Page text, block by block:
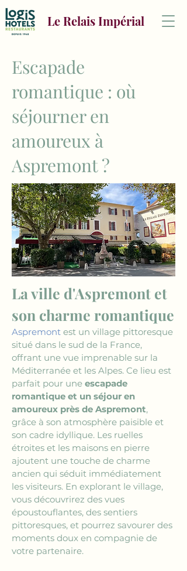
Le Relais Impérial
Escapade
romantique : où
séjourner en
amoureux à
Aspremont ?
La ville d'Aspremont et
son charme romantique
Aspremont est un village pittoresque
situé dans le sud de la France,
offrant une vue imprenable sur la
Méditerranée et les Alpes. Ce lieu est
parfait pour une escapade
romantique et un séjour en
amoureux près de Aspremont,
grâce à son atmosphère paisible et
son cadre idyllique. Les ruelles
étroites et les maisons en pierre
ajoutent une touche de charme
ancien qui séduit immédiatement
les visiteurs. En explorant le village,
vous découvrirez des vues
époustouflantes, des sentiers
pittoresques, et pourrez savourer des
moments doux en compagnie de
votre partenaire.